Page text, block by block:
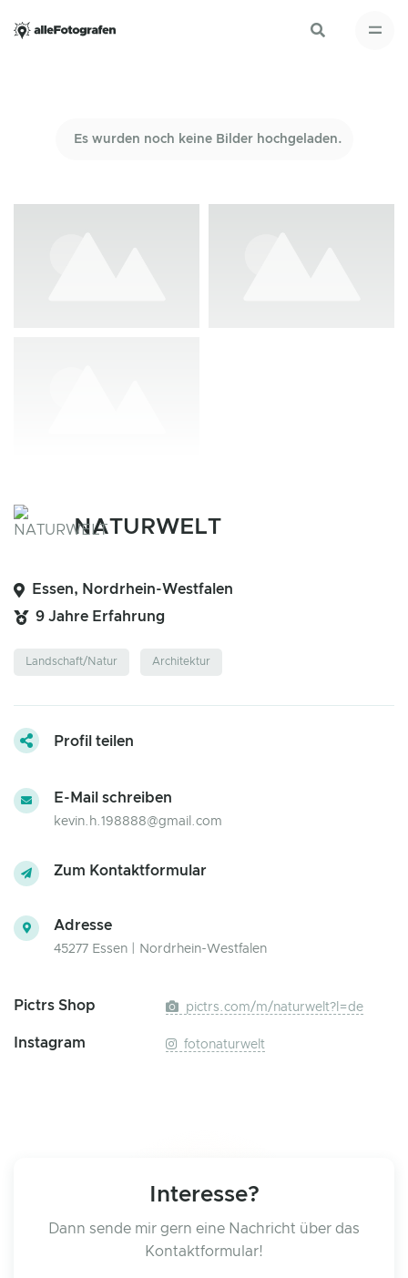
Es wurden noch keine Bilder hochgeladen.
NATURWELT
Essen, Nordrhein-Westfalen
9 Jahre Erfahrung
Landschaft/Natur Architektur
Profil teilen
E-Mail schreiben
kevin.h.198888@gmail.com
Zum Kontaktformular
Adresse
45277 Essen | Nordrhein-Westfalen
Pictrs Shop pictrs.com/m/naturwelt?l=de
Instagram fotonaturwelt
Interesse?
Dann sende mir gern eine Nachricht über das
Kontaktformular!